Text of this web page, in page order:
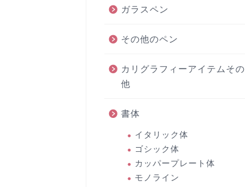
ガラスペン
その他のペン
カリグラフィーアイテムその
他
書体
イタリック体
ゴシック体
カッパープレート体
モノライン